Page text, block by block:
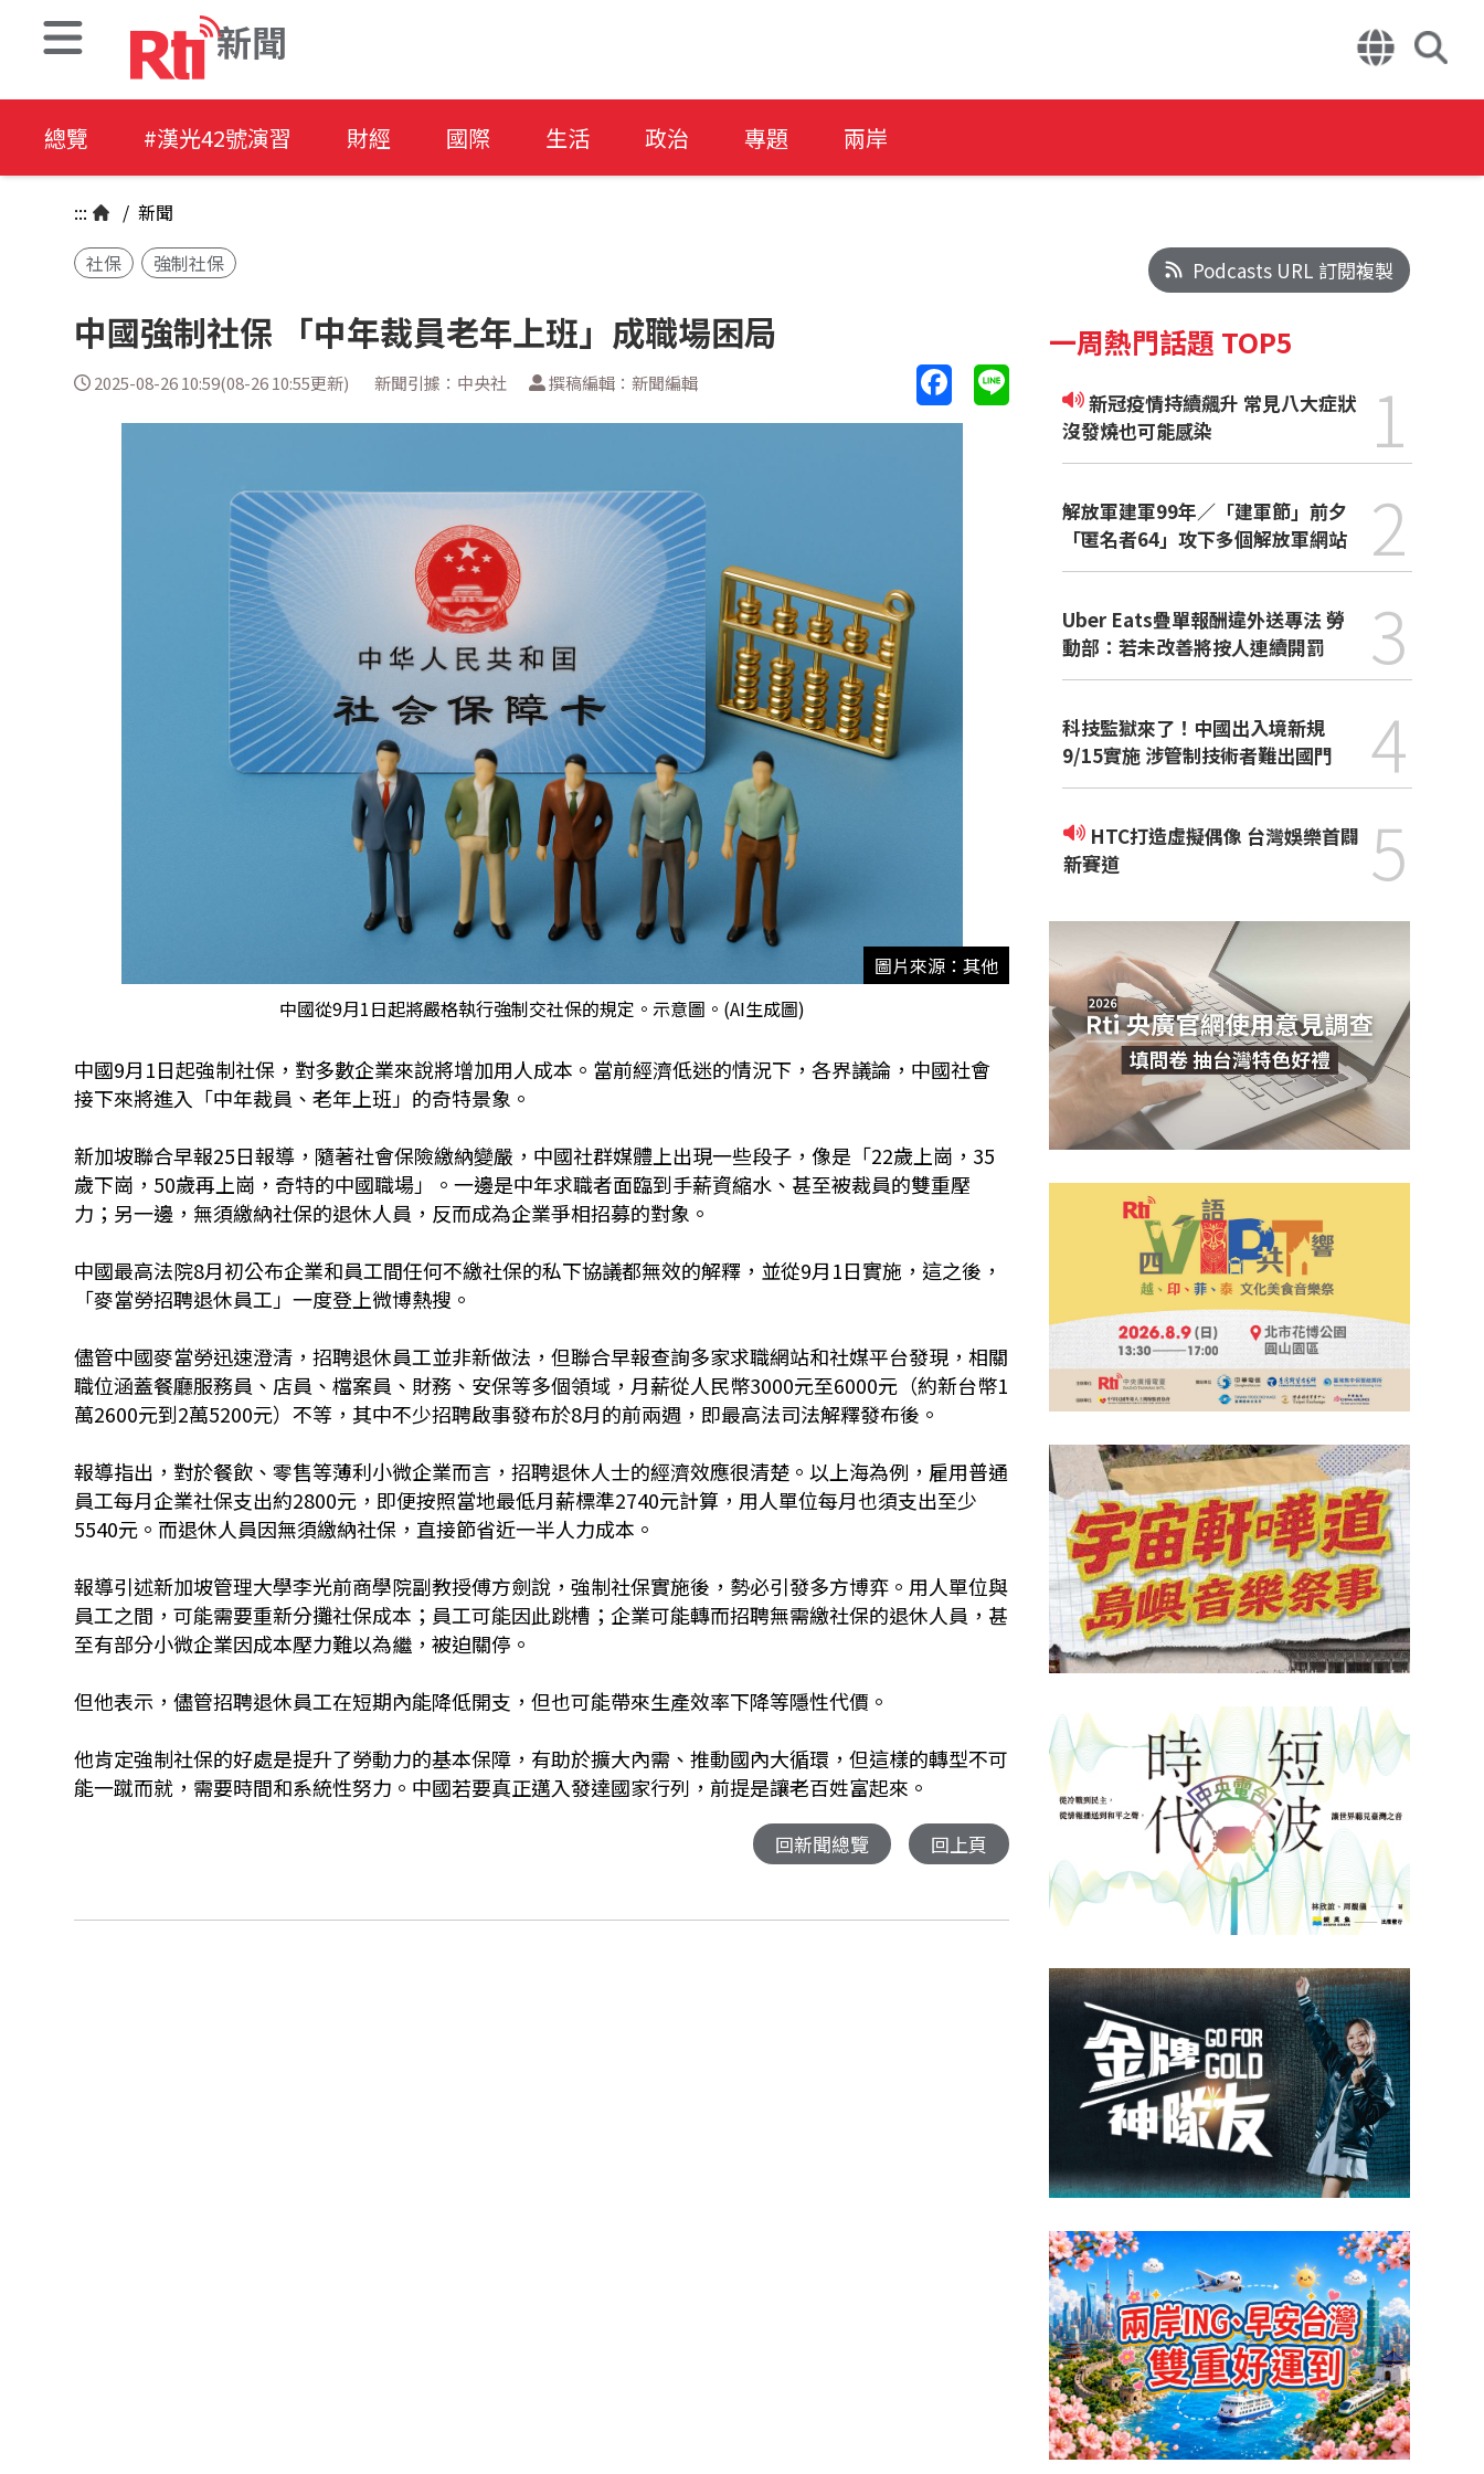
新聞
總覽 #漢光42號演習 財經 國際 生活 政治 專題 兩岸
::: / 新聞
社保
強制社保
中國強制社保 「中年裁員老年上班」成職場困局
2025-08-26 10:59(08-26 10:55更新) 新聞引據：中央社 撰稿編輯：新聞編輯
圖片來源：其他
中國從9月1日起將嚴格執行強制交社保的規定。示意圖。(AI生成圖)
中國9月1日起強制社保，對多數企業來說將增加用人成本。當前經濟低迷的情況下，各界議論，中國社會
接下來將進入「中年裁員、老年上班」的奇特景象。
新加坡聯合早報25日報導，隨著社會保險繳納變嚴，中國社群媒體上出現一些段子，像是「22歲上崗，35
歲下崗，50歲再上崗，奇特的中國職場」。一邊是中年求職者面臨到手薪資縮水、甚至被裁員的雙重壓
力；另一邊，無須繳納社保的退休人員，反而成為企業爭相招募的對象。
中國最高法院8月初公布企業和員工間任何不繳社保的私下協議都無效的解釋，並從9月1日實施，這之後，
「麥當勞招聘退休員工」一度登上微博熱搜。
儘管中國麥當勞迅速澄清，招聘退休員工並非新做法，但聯合早報查詢多家求職網站和社媒平台發現，相關
職位涵蓋餐廳服務員、店員、檔案員、財務、安保等多個領域，月薪從人民幣3000元至6000元（約新台幣1
萬2600元到2萬5200元）不等，其中不少招聘啟事發布於8月的前兩週，即最高法司法解釋發布後。
報導指出，對於餐飲、零售等薄利小微企業而言，招聘退休人士的經濟效應很清楚。以上海為例，雇用普通
員工每月企業社保支出約2800元，即便按照當地最低月薪標準2740元計算，用人單位每月也須支出至少
5540元。而退休人員因無須繳納社保，直接節省近一半人力成本。
報導引述新加坡管理大學李光前商學院副教授傅方劍說，強制社保實施後，勢必引發多方博弈。用人單位與
員工之間，可能需要重新分攤社保成本；員工可能因此跳槽；企業可能轉而招聘無需繳社保的退休人員，甚
至有部分小微企業因成本壓力難以為繼，被迫關停。
但他表示，儘管招聘退休員工在短期內能降低開支，但也可能帶來生產效率下降等隱性代價。
他肯定強制社保的好處是提升了勞動力的基本保障，有助於擴大內需、推動國內大循環，但這樣的轉型不可
能一蹴而就，需要時間和系統性努力。中國若要真正邁入發達國家行列，前提是讓老百姓富起來。
回新聞總覽 回上頁
Podcasts URL 訂閱複製
一周熱門話題 TOP5
新冠疫情持續飆升 常見八大症狀
沒發燒也可能感染
1
解放軍建軍99年／「建軍節」前夕
「匿名者64」攻下多個解放軍網站
2
Uber Eats疊單報酬違外送專法 勞
動部：若未改善將按人連續開罰
3
科技監獄來了！中國出入境新規
9/15實施 涉管制技術者難出國門
4
新賽道
5